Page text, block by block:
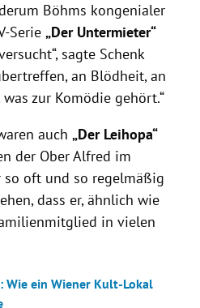
Böhms kongenialer
Serie „Der Untermieter“
sagte Schenk
an Blödheit, an
zur Komödie gehört.“
auch „Der Leihopa“
der Ober Alfred im
so oft und so regelmäßig
dass er, ähnlich wie
in vielen
Wie ein Wiener Kult-Lokal